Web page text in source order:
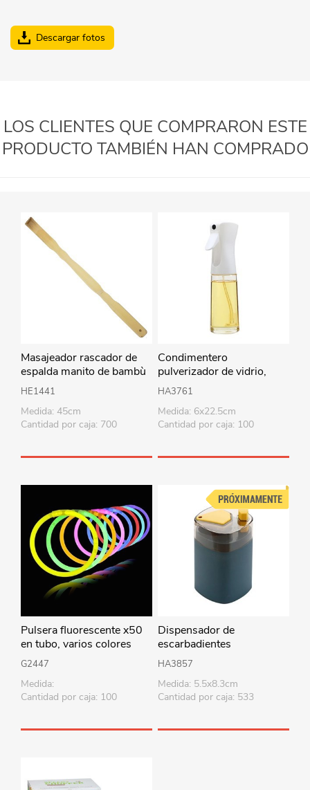
Descargar fotos
LOS CLIENTES QUE COMPRARON ESTE
PRODUCTO TAMBIÉN HAN COMPRADO
Masajeador rascador de
espalda manito de bambù
HE1441
Medida: 45cm
Cantidad por caja: 700
Condimentero
pulverizador de vidrio,
300ml, para aceite o
vinagre, en caja
HA3761
Medida: 6x22.5cm
Cantidad por caja: 100
Pulsera fluorescente x50
en tubo, varios colores
G2447
Medida:
Cantidad por caja: 100
Dispensador de
escarbadientes
automático, en bolsa,
varios colores
HA3857
Medida: 5.5x8.3cm
Cantidad por caja: 533